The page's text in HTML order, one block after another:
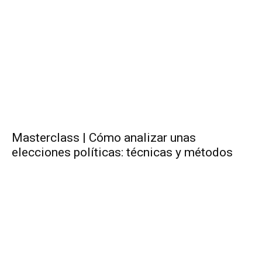
Masterclass | Cómo analizar unas
elecciones políticas: técnicas y métodos